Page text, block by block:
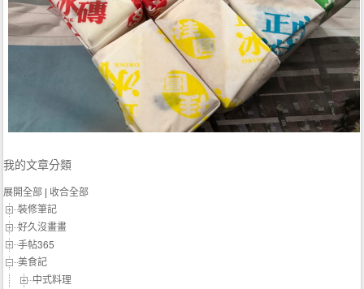
我的文章分類
展開全部 | 收合全部
裝修筆記
好久沒畫畫
手帖365
美食記
中式料理